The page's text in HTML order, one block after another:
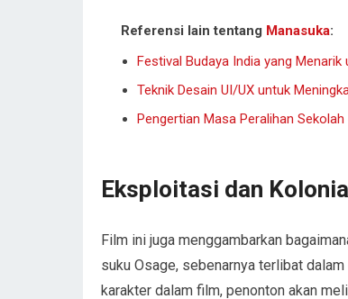
Referensi lain tentang Manasuka:
Festival Budaya India yang Menarik
Teknik Desain UI/UX untuk
Pengertian Masa Peralihan
Eksploitasi dan
Film ini juga menggambarkan
suku Osage, sebenarnya terlibat
karakter dalam film, penonton akan